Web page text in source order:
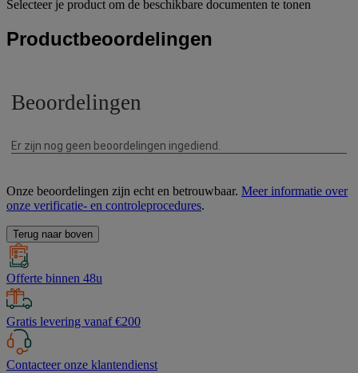
Selecteer je product om de beschikbare documenten te tonen
Productbeoordelingen
Onze beoordelingen zijn echt en betrouwbaar. Meer informatie over
onze verificatie- en controleprocedures.
Terug naar boven
Offerte binnen 48u
Gratis levering vanaf €200
Contacteer onze klantendienst